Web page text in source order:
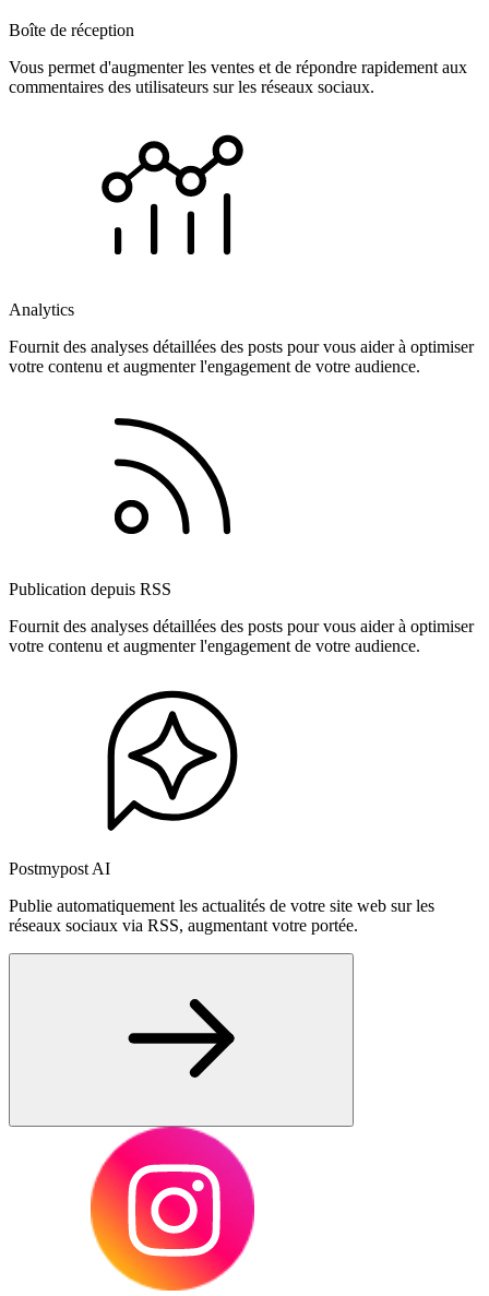
Boîte de réception
Vous permet d'augmenter les ventes et de répondre rapidement aux
commentaires des utilisateurs sur les réseaux sociaux.
Analytics
Fournit des analyses détaillées des posts pour vous aider à optimiser
votre contenu et augmenter l'engagement de votre audience.
Publication depuis RSS
Fournit des analyses détaillées des posts pour vous aider à optimiser
votre contenu et augmenter l'engagement de votre audience.
Postmypost AI
Publie automatiquement les actualités de votre site web sur les
réseaux sociaux via RSS, augmentant votre portée.